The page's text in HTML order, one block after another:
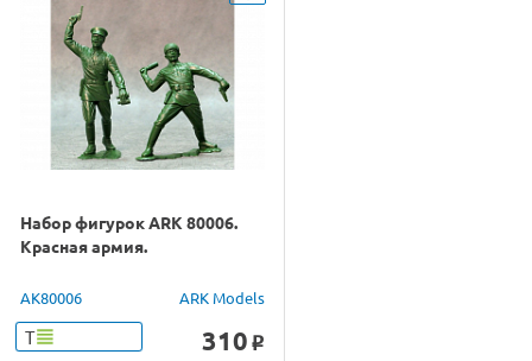
Набор фигурок ARK 80006.
Красная армия.
AK80006 ARK Models
Т 310 o